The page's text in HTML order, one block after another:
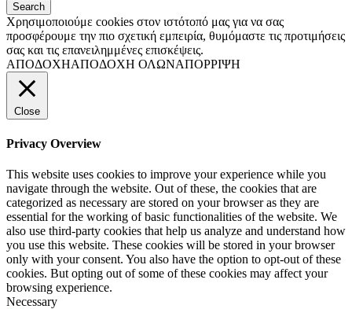
Χρησιμοποιούμε cookies στον ιστότοπό μας για να σας
προσφέρουμε την πιο σχετική εμπειρία, θυμόμαστε τις προτιμήσεις
σας και τις επανειλημμένες επισκέψεις.
ΑΠΟΔΟΧΗΑΠΟΔΟΧΗ ΟΛΩΝΑΠΟΡΡΙΨΗ
Close
Privacy Overview
This website uses cookies to improve your experience while you
navigate through the website. Out of these, the cookies that are
categorized as necessary are stored on your browser as they are
essential for the working of basic functionalities of the website. We
also use third-party cookies that help us analyze and understand how
you use this website. These cookies will be stored in your browser
only with your consent. You also have the option to opt-out of these
cookies. But opting out of some of these cookies may affect your
browsing experience.
Necessary